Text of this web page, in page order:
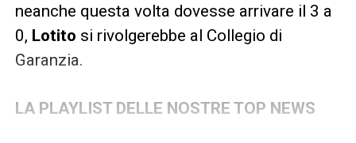
neanche questa volta dovesse arrivare il 3 a
0, Lotito si rivolgerebbe al Collegio di
Garanzia.
LA PLAYLIST DELLE NOSTRE TOP NEWS